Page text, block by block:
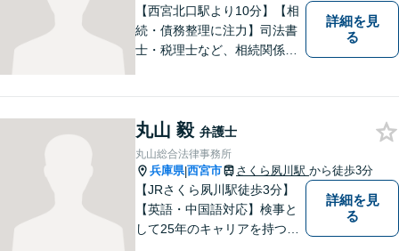
歓迎】
【西宮北口駅より10分】【相
続・債務整理に注力】司法書
士・税理士など、相続関係に
象とした、法律サービスを提
供しております。お気軽に、
ご相談ください。
詳細を見
る
丸山 毅 弁護士
丸山総合法律事務所
兵庫県|西宮市 さくら夙川駅 から徒歩3分
【JRさくら夙川駅徒歩3分】
【英語・中国語対応】検事と
して25年のキャリアを持つ弁
詳細を見
る